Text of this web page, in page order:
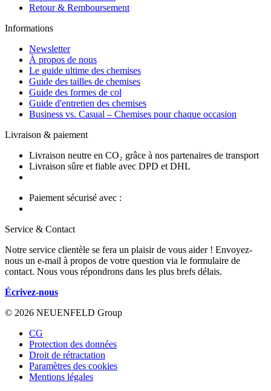
Retour & Remboursement
Informations
Newsletter
À propos de nous
Le guide ultime des chemises
Guide des tailles de chemises
Guide des formes de col
Guide d'entretien des chemises
Business vs. Casual – Chemises pour chaque occasion
Livraison & paiement
Livraison neutre en CO₂ grâce à nos partenaires de transport
Livraison sûre et fiable avec DPD et DHL
Paiement sécurisé avec :
Service & Contact
Notre service clientèle se fera un plaisir de vous aider ! Envoyez-
nous un e-mail à propos de votre question via le formulaire de
contact. Nous vous répondrons dans les plus brefs délais.
Écrivez-nous
© 2026 NEUENFELD Group
CG
Protection des données
Droit de rétractation
Paramètres des cookies
Mentions légales